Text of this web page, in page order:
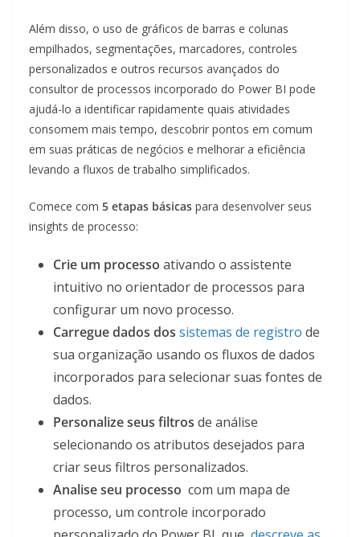
Além disso, o uso de gráficos de barras e colunas
empilhados, segmentações, marcadores, controles
personalizados e outros recursos avançados do
consultor de processos incorporado do Power BI pode
ajudá-lo a identificar rapidamente quais atividades
consomem mais tempo, descobrir pontos em comum
em suas práticas de negócios e melhorar a eficiência
levando a fluxos de trabalho simplificados.
Comece com 5 etapas básicas para desenvolver seus
insights de processo:
Crie um processo ativando o assistente
intuitivo no orientador de processos para
configurar um novo processo.
Carregue dados dos sistemas de registro de
sua organização usando os fluxos de dados
incorporados para selecionar suas fontes de
dados.
Personalize seus filtros de análise
selecionando os atributos desejados para
criar seus filtros personalizados.
Analise seu processo com um mapa de
processo, um controle incorporado